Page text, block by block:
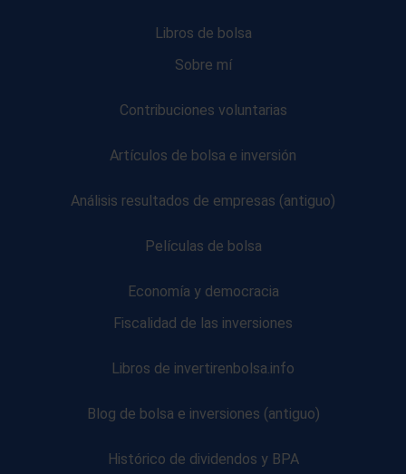
Libros de bolsa
Sobre mí
Contribuciones voluntarias
Artículos de bolsa e inversión
Análisis resultados de empresas (antiguo)
Películas de bolsa
Economía y democracia
Fiscalidad de las inversiones
Libros de invertirenbolsa.info
Blog de bolsa e inversiones (antiguo)
Histórico de dividendos y BPA